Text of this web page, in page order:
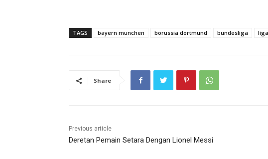
TAGS bayern munchen borussia dortmund bundesliga
Share
Previous article
Deretan Pemain Setara Dengan Lionel Messi